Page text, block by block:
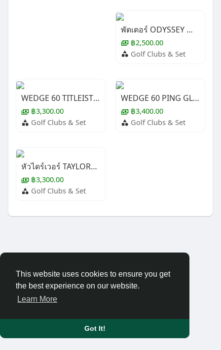
This website uses cookies to ensure you get
the best experience on our website.
Learn More
Got It!
พัตเตอร์ ODYSSEY WHITE HOT XG #1
฿2,500.00
Golf Clubs & Set
WEDGE 60 TITLEIST SM9
฿3,300.00
Golf Clubs & Set
WEDGE 60 PING GLIDE 4.0 ( LADY )
฿3,400.00
Golf Clubs & Set
หัวไดร์เวอร์ TAYLORMADE M-4
฿3,300.00
Golf Clubs & Set